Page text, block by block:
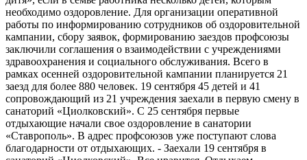
необходимо оздоровление. Для организации оперативной
работы по информированию сотрудников об оздоровительной
кампании, сбору заявок, формированию заездов профсоюзы
заключили соглашения о взаимодействии с учреждениями
здравоохранения и социального обслуживания. Всего в
рамках осенней оздоровительной кампании планируется 21
заезд для более 880 человек. 19 сентября 45 детей и 41
сопровождающий из 21 учреждения заехали в первую смену в
санаторий «Циолковский». С 25 сентября первые
отдыхающие начали свое оздоровление в санатории
«Ставрополь». В адрес профсоюзов уже поступают слова
благодарности от отдыхающих. - Заехали 19 сентября в